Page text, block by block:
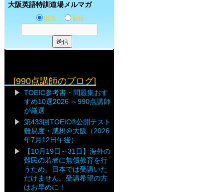
大阪英語特訓道場メルマガ
購読 解除
[990点講師のブログ]
TOEIC参考書・問題集おす
すめ10選2026 ～990点講師
が厳選
第433回TOEIC®公開テスト
難易度・感想＠大阪（2026
年7月12日午後）
【10月19日～31日】海外の
難民の若者に無償教育を行
うため、日本では受講いた
だけません。受講希望の方
はお早めに！